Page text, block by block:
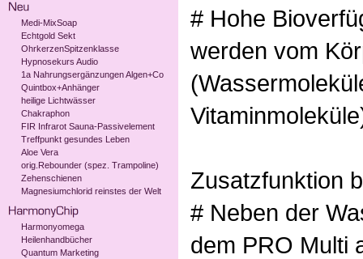
Medi-MixSoap
Echtgold Sekt
OhrkerzenSpitzenklasse
Hypnosekurs Audio
1a Nahrungsergänzungen Algen+Co
Quintbox+Anhänger
heilige Lichtwässer
Chakraphon
FIR Infrarot Sauna-Passivelement
Treffpunkt gesundes Leben
Aloe Vera
orig.Rebounder (spez. Trampoline)
Zehenschienen
Magnesiumchlorid reinstes der Welt
Harmonyomega
Heilenhandbücher
Quantum Marketing
# Hohe
werden vom
Zusatzfunktion
# Neben der
dem PRO Multi